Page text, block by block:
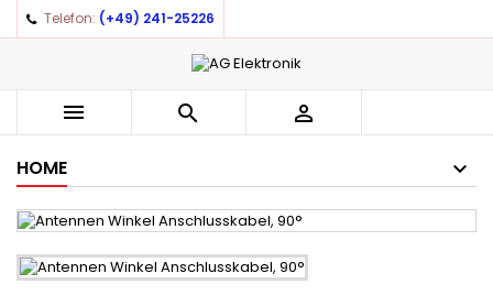
Telefon: (+49) 241-25226
  
HOME
Auf meine Wunschliste ×
add_circle_outlineCreate new list
((title)) ×
((label))
((cancelText)) ((createText))
Anmelden ×
You need to be logged in to save products in your
wishlist.
((cancelText)) ((loginText))